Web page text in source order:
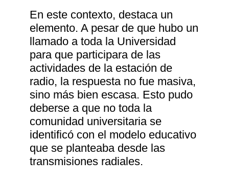
En este contexto, destaca un
elemento. A pesar de que hubo un
llamado a toda la Universidad
para que participara de las
actividades de la estación de
radio, la respuesta no fue masiva,
sino más bien escasa. Esto pudo
deberse a que no toda la
comunidad universitaria se
identificó con el modelo educativo
que se planteaba desde las
transmisiones radiales.